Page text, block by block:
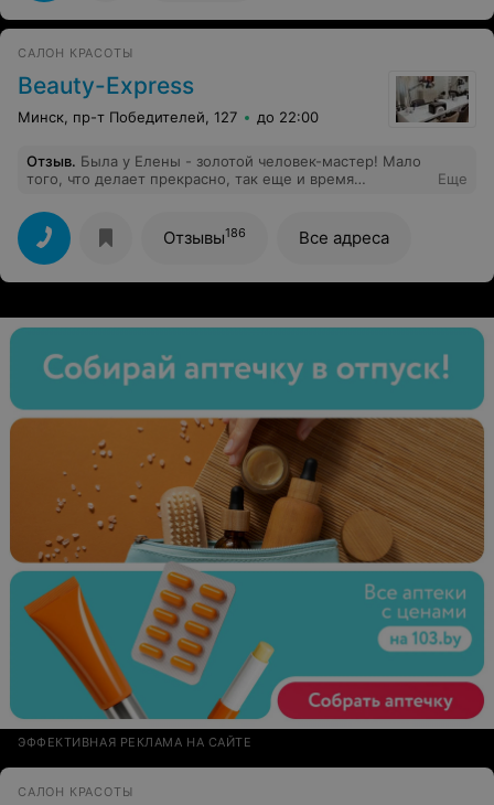
САЛОН КРАСОТЫ
Beauty-Express
Минск, пр-т Победителей, 127 до 22:00
Отзыв. Была у Елены - золотой человек-мастер! Мало
того, что делает прекрасно, так еще и время
ценна! Обслуживание в салоне на высоком
уровне,приятная и комфортная атмосфера,всегда
чувствую себя уютно. Очень приятные цены.
Администратор всегда информативно расскажет о всех
услугах в салоне.Недавно приходила на маникюр и
процедура всем советую,быстро,безболезненно и
благодарность тому, что работаете каждый день и до
позднего часа. Прекрасный салон,одни
положительные эмоции.
Еще
Отзывы186 Все адреса
ЭФФЕКТИВНАЯ РЕКЛАМА НА САЙТЕ
САЛОН КРАСОТЫ